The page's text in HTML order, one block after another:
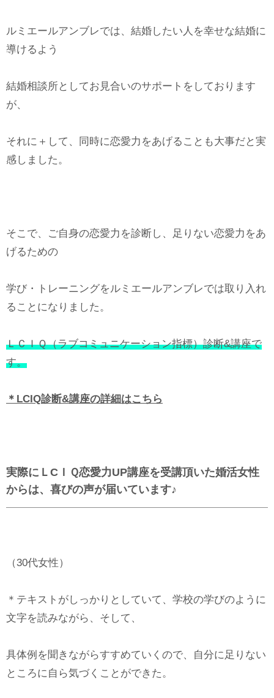
ルミエールアンブレでは、結婚したい人を幸せな結婚に
導けるよう
結婚相談所としてお見合いのサポートをしております
が、
それに＋して、同時に恋愛力をあげることも大事だと実
感しました。
そこで、ご自身の恋愛力を診断し、足りない恋愛力をあ
げるための
学び・トレーニングをルミエールアンブレでは取り入れ
ることになりました。
ＬＣＩＱ（ラブコミュニケーション指標）診断&講座で
す。
＊LCIQ診断&講座の詳細はこちら
実際にＬCＩＱ恋愛力UP講座を受講頂いた婚活女性
からは、喜びの声が届いています♪
（30代女性）
＊テキストがしっかりとしていて、学校の学びのように
文字を読みながら、そして、
具体例を聞きながらすすめていくので、自分に足りない
ところに自ら気づくことができた。